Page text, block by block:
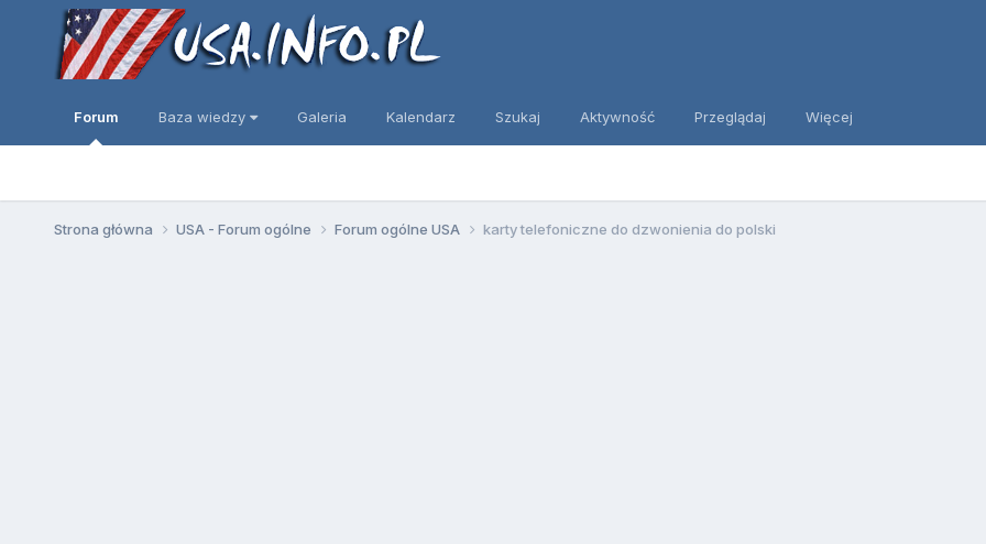
Forum Baza wiedzy Galeria Kalendarz Szukaj Aktywność Przeglądaj Więcej
Strona główna USA - Forum ogólne Forum ogólne USA karty telefoniczne do dzwonienia do polski